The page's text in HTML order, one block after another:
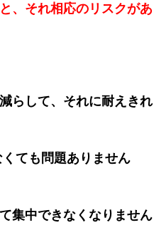
、それ相応のリスクがあ
らして、それに耐えきれ
ても問題ありません
集中できなくなりません